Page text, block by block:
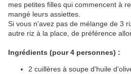
mes petites filles qui commencent à
mangé leurs assiettes.
Si vous n'avez pas de mélange de 3
autre riz à la place, de préférence
Ingrédients (pour 4 personnes) :
2 cuillères à soupe d'huile